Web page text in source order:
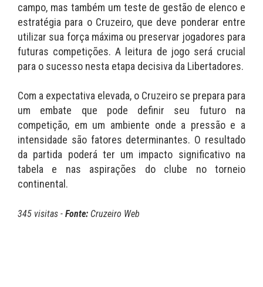
campo, mas também um teste de gestão de elenco e
estratégia para o Cruzeiro, que deve ponderar entre
utilizar sua força máxima ou preservar jogadores para
futuras competições. A leitura de jogo será crucial
para o sucesso nesta etapa decisiva da Libertadores.
Com a expectativa elevada, o Cruzeiro se prepara para
um embate que pode definir seu futuro na
competição, em um ambiente onde a pressão e a
intensidade são fatores determinantes. O resultado
da partida poderá ter um impacto significativo na
tabela e nas aspirações do clube no torneio
continental.
345 visitas - Fonte: Cruzeiro Web